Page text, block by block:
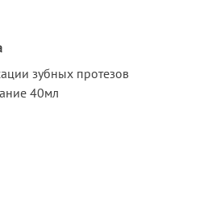
зубных протезов
40мл